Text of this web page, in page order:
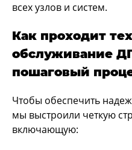
всех узлов и систем.
Как проходит
обслуживание
пошаговый
Чтобы обеспечить
мы выстроили четкую
включающую: